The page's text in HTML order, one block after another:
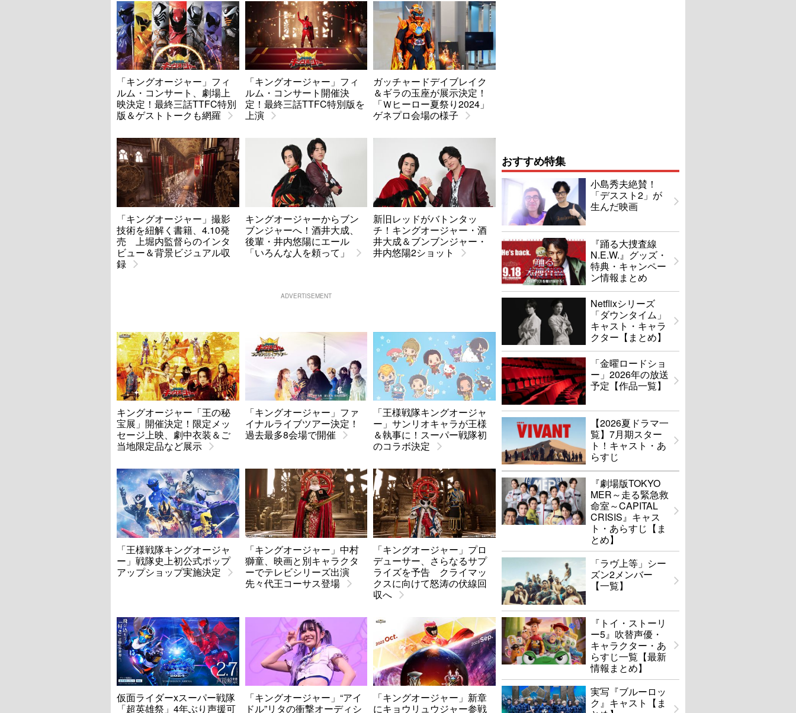
「キングオージャー」フィ
ルム・コンサート、劇場上
映決定！最終三話TTFC特別
版＆ゲストトークも網羅
「キングオージャー」フィ
ルム・コンサート開催決
定！最終三話TTFC特別版を
上演
ガッチャードデイブレイク
＆ギラの玉座が展示決定！
「Ｗヒーロー夏祭り2024」
ゲネプロ会場の様子
「キングオージャー」撮影
技術を紐解く書籍、4.10発
売 上堀内監督らのインタ
ビュー＆背景ビジュアル収
録
キングオージャーからブン
ブンジャーへ！酒井大成、
後輩・井内悠陽にエール
「いろんな人を頼って」
新旧レッドがバトンタッ
チ！キングオージャー・酒
井大成＆ブンブンジャー・
井内悠陽2ショット
ADVERTISEMENT
キングオージャー「王の秘
宝展」開催決定！限定メッ
セージ上映、劇中衣装＆ご
当地限定品など展示
「キングオージャー」ファ
イナルライブツアー決定！
過去最多8会場で開催
「王様戦隊キングオージャ
ー」サンリオキャラが王様
＆執事に！スーパー戦隊初
のコラボ決定
「王様戦隊キングオージャ
ー」戦隊史上初公式ポップ
アップショップ実施決定
「キングオージャー」中村
獅童、映画と別キャラクタ
ーでテレビシリーズ出演
先々代王コーサス登場
「キングオージャー」プロ
デューサー、さらなるサプ
ライズを予告 クライマッ
クスに向けて怒涛の伏線回
収へ
仮面ライダーxスーパー戦隊
「超英雄祭」4年ぶり声援可
「キングオージャー」“アイ
ドル”リタの衝撃オーディシ
「キングオージャー」新章
にキョウリュウジャー参戦
おすすめ特集
小島秀夫絶賛！
「デススト2」が
生んだ映画
『踊る大捜査線
N.E.W.』グッズ・
特典・キャンペー
ン情報まとめ
Netflixシリーズ
「ダウンタイム」
キャスト・キャラ
クター【まとめ】
「金曜ロードショ
ー」2026年の放送
予定【作品一覧】
【2026夏ドラマ一
覧】7月期スター
ト！キャスト・あ
らすじ
『劇場版TOKYO
MER～走る緊急救
命室～CAPITAL
CRISIS』キャス
ト・あらすじ【ま
とめ】
「ラヴ上等」シー
ズン2メンバー
【一覧】
『トイ・ストーリ
ー5』吹替声優・
キャラクター・あ
らすじ一覧【最新
情報まとめ】
実写『ブルーロッ
ク』キャスト【ま